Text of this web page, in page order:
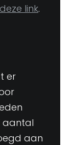
link.
er
aantal
aan